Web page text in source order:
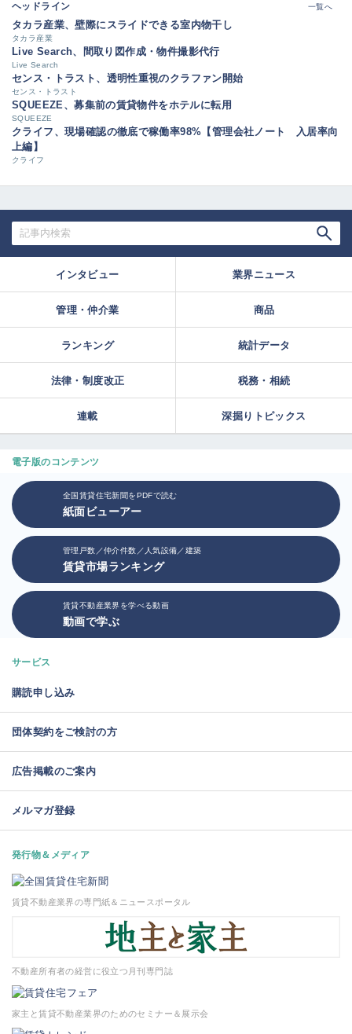
ヘッドライン 一覧へ
タカラ産業、壁際にスライドできる室内物干し
タカラ産業
Live Search、間取り図作成・物件撮影代行
Live Search
センス・トラスト、透明性重視のクラファン開始
センス・トラスト
SQUEEZE、募集前の賃貸物件をホテルに転用
SQUEEZE
クライフ、現場確認の徹底で稼働率98%【管理会社ノート 入居率向
上編】
クライフ
インタビュー 業界ニュース
管理・仲介業 商品
ランキング 統計データ
法律・制度改正 税務・相続
連載 深掘りトピックス
電子版のコンテンツ
全国賃貸住宅新聞をPDFで読む
紙面ビューアー
管理戸数／仲介件数／人気設備／建築
賃貸市場ランキング
賃貸不動産業界を学べる動画
動画で学ぶ
サービス
購読申し込み
団体契約をご検討の方
広告掲載のご案内
メルマガ登録
発行物＆メディア
賃貸不動産業界の専門紙＆ニュースポータル
不動産所有者の経営に役立つ月刊専門誌
家主と賃貸不動産業界のためのセミナー＆展示会